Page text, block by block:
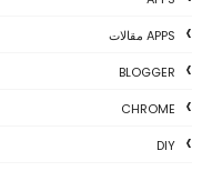
APPS مقالات
BLOGGER
CHROME
DIY